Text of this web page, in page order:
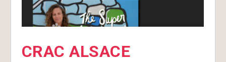
CRAC ALSACE